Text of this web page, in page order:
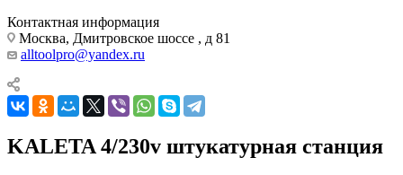
Контактная информация
Москва, Дмитровское шоссе , д 81
alltoolpro@yandex.ru
KALETA 4/230v штукатурная станция